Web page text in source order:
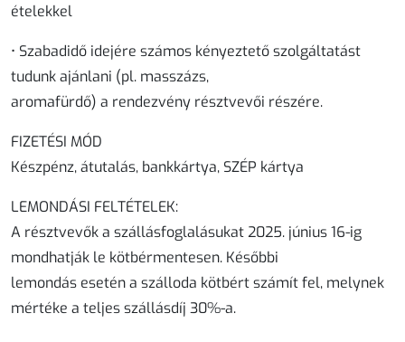
ételekkel
• Szabadidő idejére számos kényeztető szolgáltatást
tudunk ajánlani (pl. masszázs,
aromafürdő) a rendezvény résztvevői részére.
FIZETÉSI MÓD
Készpénz, átutalás, bankkártya, SZÉP kártya
LEMONDÁSI FELTÉTELEK:
A résztvevők a szállásfoglalásukat 2025. június 16-ig
mondhatják le kötbérmentesen. Későbbi
lemondás esetén a szálloda kötbért számít fel, melynek
mértéke a teljes szállásdíj 30%-a.